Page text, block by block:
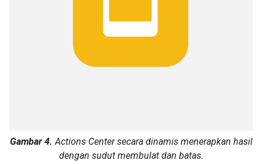
Gambar 4. Actions Center secara dinamis menerapkan hasil
dengan sudut membulat dan batas.